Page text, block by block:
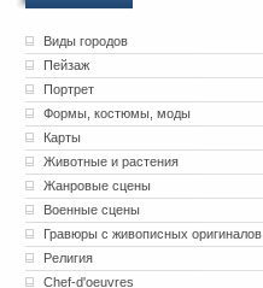
Виды городов
Пейзаж
Портрет
Формы, костюмы, моды
Карты
Животные и растения
Жанровые сцены
Военные сцены
Гравюры с живописных оригиналов
Религия
Chef-d'oeuvres